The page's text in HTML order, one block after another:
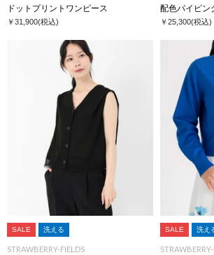
ドットプリントワンピース
￥31,900(税込)
配色パイピン
￥25,300(税込)
SALE 洗える
STRAWBERRY-FIELDS
SALE 洗え